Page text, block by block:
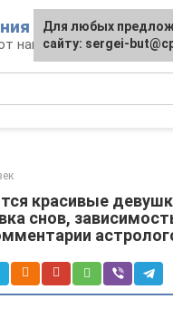
нам наши сны
красивые
снов,
Для любых
сайту: sergei-